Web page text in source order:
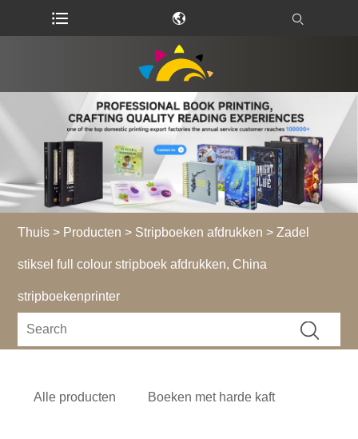
Thuis > Producten > Stripboeken afdrukken > Zadel
stiksel full colour stripboek afdrukken, China
stripboekenprinter
Alle producten Boeken met harde kaft